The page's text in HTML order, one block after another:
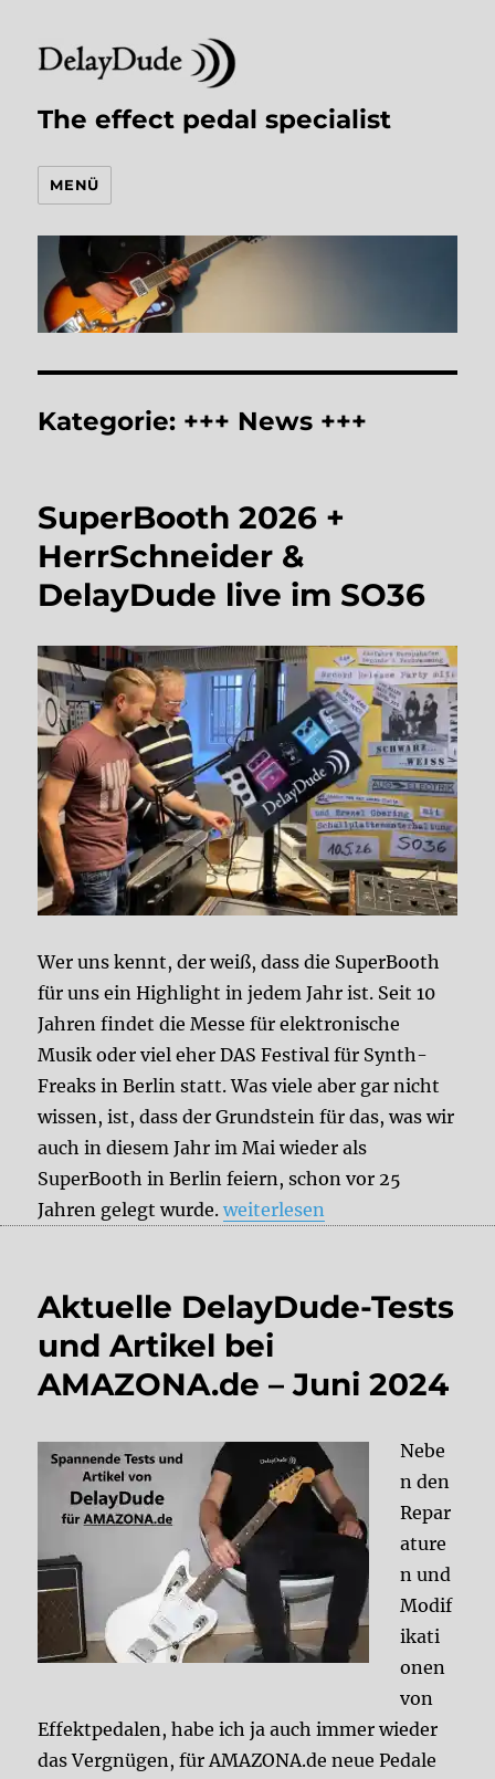
The effect pedal specialist
MENÜ
Kategorie: +++ News +++
SuperBooth 2026 +
HerrSchneider &
DelayDude live im SO36
Wer uns kennt, der weiß, dass die SuperBooth
für uns ein Highlight in jedem Jahr ist. Seit 10
Jahren findet die Messe für elektronische
Musik oder viel eher DAS Festival für Synth-
Freaks in Berlin statt. Was viele aber gar nicht
wissen, ist, dass der Grundstein für das, was wir
auch in diesem Jahr im Mai wieder als
SuperBooth in Berlin feiern, schon vor 25
Jahren gelegt wurde.„SuperBooth 2026 +
weiterlesen
Aktuelle DelayDude-Tests
und Artikel bei
AMAZONA.de – Juni 2024
Nebe
n den
Repar
ature
n und
Modif
ikati
onen
von
Effektpedalen, habe ich ja auch immer wieder
das Vergnügen, für AMAZONA.de neue Pedale